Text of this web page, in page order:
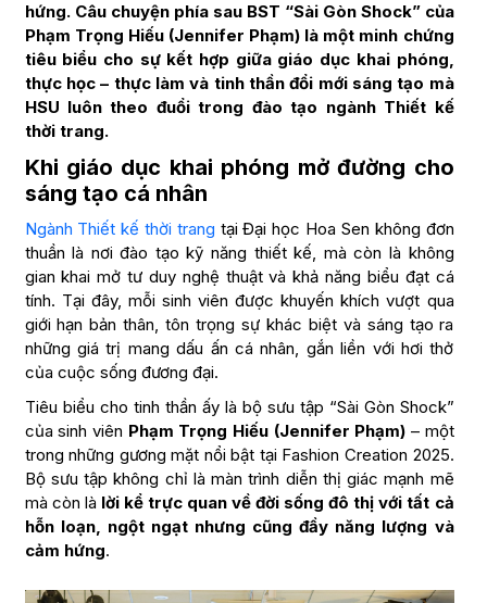
hứng. Câu chuyện phía sau BST “Sài Gòn Shock” của
Phạm Trọng Hiếu (Jennifer Phạm) là một minh chứng
tiêu biểu cho sự kết hợp giữa giáo dục khai phóng,
thực học – thực làm và tinh thần đổi mới sáng tạo mà
HSU luôn theo đuổi trong đào tạo ngành Thiết kế
thời trang.
Khi giáo dục khai phóng mở đường cho
sáng tạo cá nhân
Ngành Thiết kế thời trang tại Đại học Hoa Sen không đơn
thuần là nơi đào tạo kỹ năng thiết kế, mà còn là không
gian khai mở tư duy nghệ thuật và khả năng biểu đạt cá
tính. Tại đây, mỗi sinh viên được khuyến khích vượt qua
giới hạn bản thân, tôn trọng sự khác biệt và sáng tạo ra
những giá trị mang dấu ấn cá nhân, gắn liền với hơi thở
của cuộc sống đương đại.
Tiêu biểu cho tinh thần ấy là bộ sưu tập “Sài Gòn Shock”
của sinh viên Phạm Trọng Hiếu (Jennifer Phạm) – một
trong những gương mặt nổi bật tại Fashion Creation 2025.
Bộ sưu tập không chỉ là màn trình diễn thị giác mạnh mẽ
mà còn là lời kể trực quan về đời sống đô thị với tất cả
hỗn loạn, ngột ngạt nhưng cũng đầy năng lượng và
cảm hứng.